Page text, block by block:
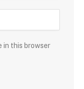
in this browser